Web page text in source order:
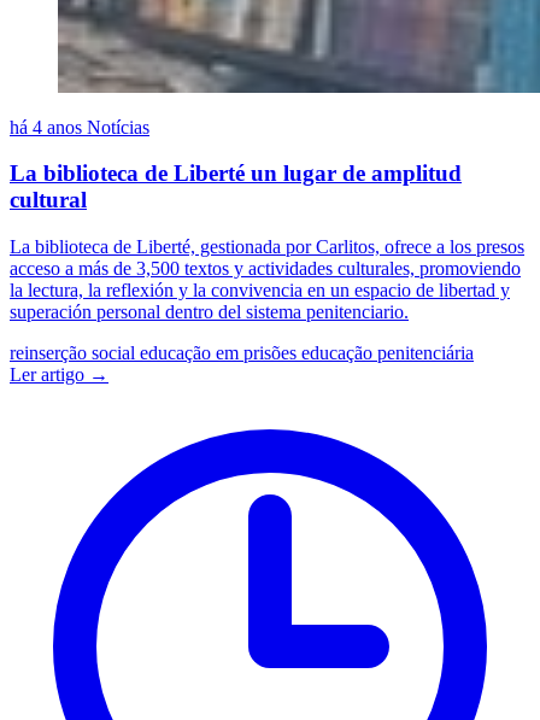
há 4 anos Notícias
La biblioteca de Liberté un lugar de amplitud
cultural
La biblioteca de Liberté, gestionada por Carlitos, ofrece a los presos
acceso a más de 3,500 textos y actividades culturales, promoviendo
la lectura, la reflexión y la convivencia en un espacio de libertad y
superación personal dentro del sistema penitenciario.
reinserção social educação em prisões educação penitenciária
Ler artigo →